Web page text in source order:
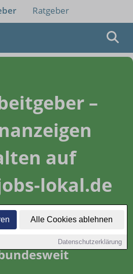
Alle Cookies ablehnen
Datenschutzerklärung
Ratgeber
–
auf
lokal.de
erreichen –